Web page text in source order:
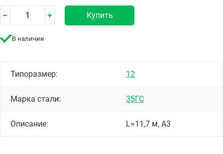
Купить
В наличии
Типоразмер: 12
Марка стали: 35ГС
Описание: L=11,7 м, А3